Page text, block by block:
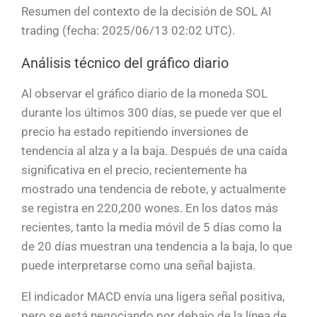
Resumen del contexto de la decisión de SOL AI
trading (fecha: 2025/06/13 02:02 UTC).
Análisis técnico del gráfico diario
Al observar el gráfico diario de la moneda SOL
durante los últimos 300 días, se puede ver que el
precio ha estado repitiendo inversiones de
tendencia al alza y a la baja. Después de una caída
significativa en el precio, recientemente ha
mostrado una tendencia de rebote, y actualmente
se registra en 220,200 wones. En los datos más
recientes, tanto la media móvil de 5 días como la
de 20 días muestran una tendencia a la baja, lo que
puede interpretarse como una señal bajista.
El indicador MACD envía una ligera señal positiva,